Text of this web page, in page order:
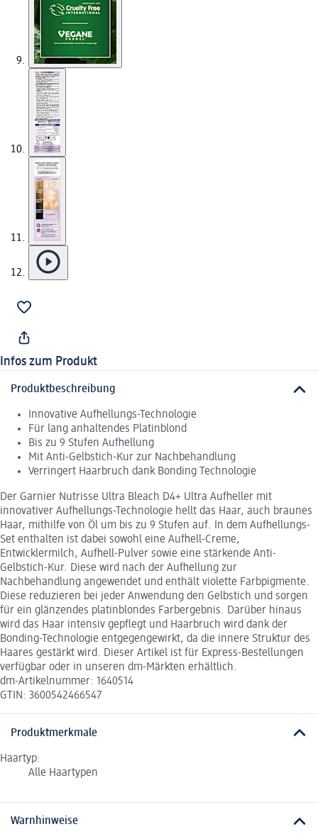
Infos zum Produkt
Produktbeschreibung
Innovative Aufhellungs-Technologie
Für lang anhaltendes Platinblond
Bis zu 9 Stufen Aufhellung
Mit Anti-Gelbstich-Kur zur Nachbehandlung
Verringert Haarbruch dank Bonding Technologie
Der Garnier Nutrisse Ultra Bleach D4+ Ultra Aufheller mit
innovativer Aufhellungs-Technologie hellt das Haar, auch braunes
Haar, mithilfe von Öl um bis zu 9 Stufen auf. In dem Aufhellungs-
Set enthalten ist dabei sowohl eine Aufhell-Creme,
Entwicklermilch, Aufhell-Pulver sowie eine stärkende Anti-
Gelbstich-Kur. Diese wird nach der Aufhellung zur
Nachbehandlung angewendet und enthält violette Farbpigmente.
Diese reduzieren bei jeder Anwendung den Gelbstich und sorgen
für ein glänzendes platinblondes Farbergebnis. Darüber hinaus
wird das Haar intensiv gepflegt und Haarbruch wird dank der
Bonding-Technologie entgegengewirkt, da die innere Struktur des
Haares gestärkt wird. Dieser Artikel ist für Express-Bestellungen
verfügbar oder in unseren dm-Märkten erhältlich.
dm-Artikelnummer: 1640514
GTIN: 3600542466547
Produktmerkmale
Haartyp:
Alle Haartypen
Warnhinweise